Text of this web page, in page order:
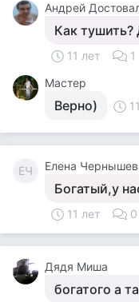
Андрей
Как тушить?
11 лет 1
Мастер
Верно)
ЕЧ Елена
Богатый,у
11 лет 0
Дядя Миша
богатого а